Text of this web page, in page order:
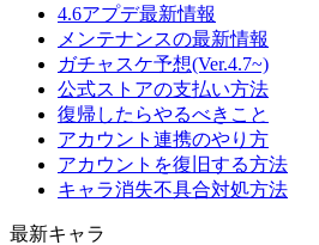
4.6アプデ最新情報
メンテナンスの最新情報
ガチャスケ予想(Ver.4.7~)
公式ストアの支払い方法
復帰したらやるべきこと
アカウント連携のやり方
アカウントを復旧する方法
キャラ消失不具合対処方法
最新キャラ